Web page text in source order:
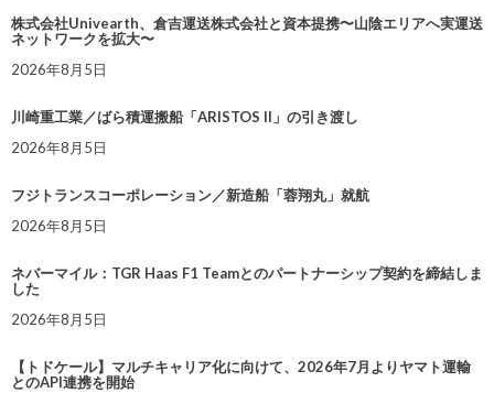
株式会社Univearth、倉吉運送株式会社と資本提携〜山陰エリアへ実運送
ネットワークを拡大〜
2026年8月5日
川崎重工業／ばら積運搬船「ARISTOS II」の引き渡し
2026年8月5日
フジトランスコーポレーション／新造船「蓉翔丸」就航
2026年8月5日
ネバーマイル：TGR Haas F1 Teamとのパートナーシップ契約を締結しま
した
2026年8月5日
【トドケール】マルチキャリア化に向けて、2026年7月よりヤマト運輸
とのAPI連携を開始